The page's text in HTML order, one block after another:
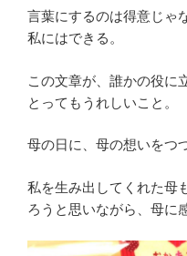
言葉にするのは得意じゃ
私にはできる。
この文章が、誰かの役に
とってもうれしいこと。
母の日に、母の想いをつ
私を生み出してくれた母
ろうと思いながら、母に